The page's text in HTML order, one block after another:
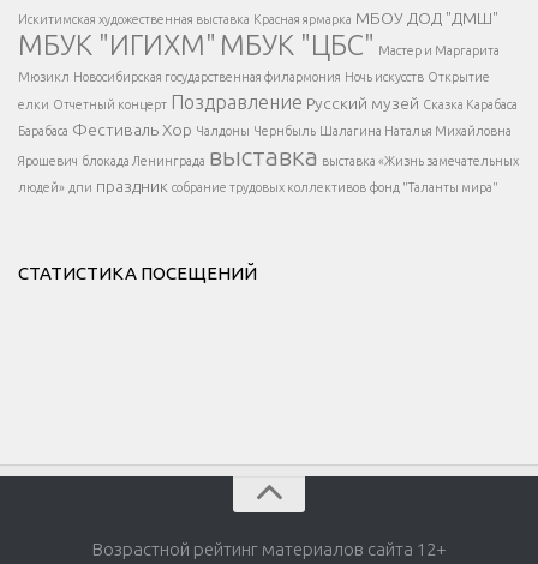
Написать
</button >
</div >
</div > </div >
Искитимская художественная выставка Красная ярмарка МБОУ ДОД "ДМШ"
МБУК "ИГИХМ" МБУК "ЦБС" Мастер и Маргарита
Мюзикл Новосибирская государственная филармония Ночь искусств Открытие
елки Отчетный концерт Поздравление Русский музей Сказка Карабаса
Барабаса Фестиваль Хор Чалдоны Чернбыль Шалагина Наталья Михайловна
Ярошевич блокада Ленинграда выставка выставка «Жизнь замечательных
людей» дпи праздник собрание трудовых коллективов фонд "Таланты мира"
СТАТИСТИКА ПОСЕЩЕНИЙ
Возрастной рейтинг материалов сайта 12+